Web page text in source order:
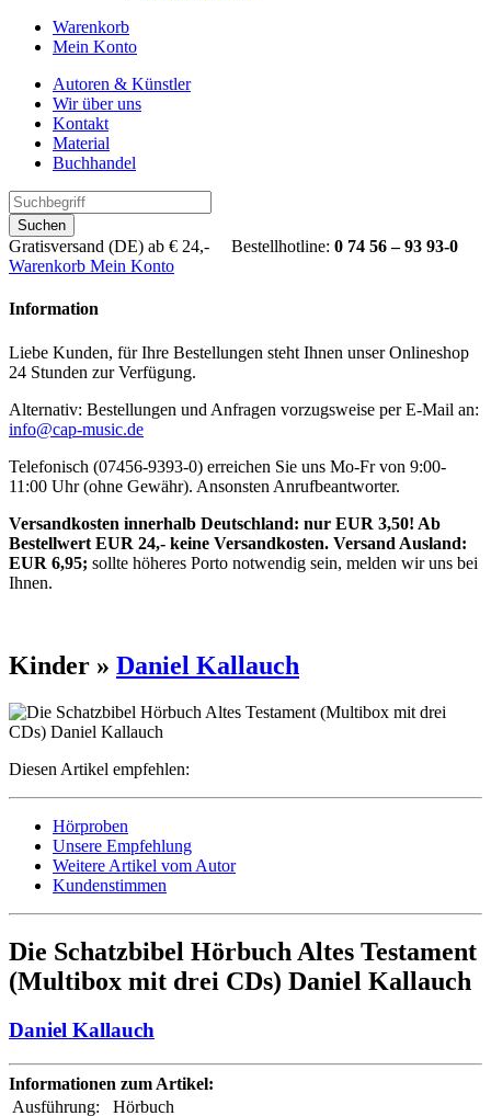
Warenkorb
Mein Konto
Autoren & Künstler
Wir über uns
Kontakt
Material
Buchhandel
Suchen
Gratisversand (DE) ab € 24,- Bestellhotline: 0 74 56 – 93 93-0
Warenkorb Mein Konto
Information
Liebe Kunden, für Ihre Bestellungen steht Ihnen unser Onlineshop
24 Stunden zur Verfügung.
Alternativ: Bestellungen und Anfragen vorzugsweise per E-Mail an:
info@cap-music.de
Telefonisch (07456-9393-0) erreichen Sie uns Mo-Fr von 9:00-
11:00 Uhr (ohne Gewähr). Ansonsten Anrufbeantworter.
Versandkosten innerhalb Deutschland: nur EUR 3,50! Ab
Bestellwert EUR 24,- keine Versandkosten. Versand Ausland:
EUR 6,95; sollte höheres Porto notwendig sein, melden wir uns bei
Ihnen.
Kinder » Daniel Kallauch
Diesen Artikel empfehlen:
Hörproben
Unsere Empfehlung
Weitere Artikel vom Autor
Kundenstimmen
Die Schatzbibel Hörbuch Altes Testament
(Multibox mit drei CDs) Daniel Kallauch
Daniel Kallauch
Informationen zum Artikel:
Ausführung:
Hörbuch